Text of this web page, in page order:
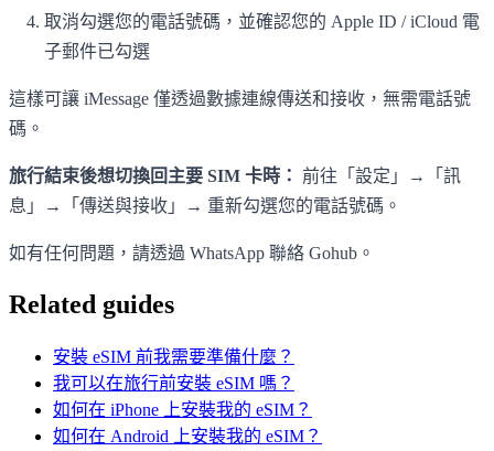
取消勾選您的電話號碼，並確認您的 Apple ID / iCloud 電
子郵件已勾選
這樣可讓 iMessage 僅透過數據連線傳送和接收，無需電話號
碼。
旅行結束後想切換回主要 SIM 卡時： 前往「設定」→「訊
息」→「傳送與接收」→ 重新勾選您的電話號碼。
如有任何問題，請透過 WhatsApp 聯絡 Gohub。
Related guides
安裝 eSIM 前我需要準備什麼？
我可以在旅行前安裝 eSIM 嗎？
如何在 iPhone 上安裝我的 eSIM？
如何在 Android 上安裝我的 eSIM？